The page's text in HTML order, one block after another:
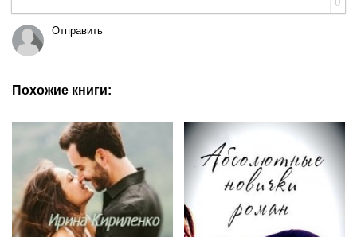
Отправить
Похожие книги: